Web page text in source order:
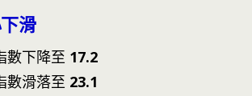
滑
數下降至 17.2
數滑落至 23.1